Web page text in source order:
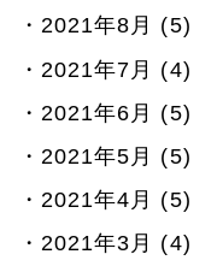
2021年8月 (5)
2021年7月 (4)
2021年6月 (5)
2021年5月 (5)
2021年4月 (5)
2021年3月 (4)